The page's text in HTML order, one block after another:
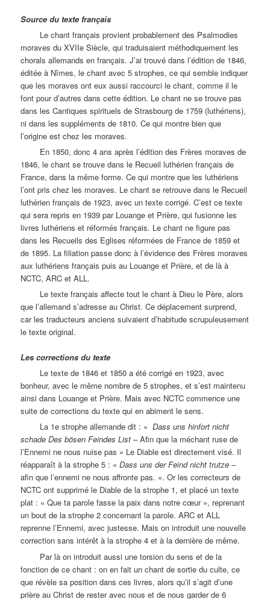
Source du texte français
Le chant français provient probablement des Psalmodies
moraves du XVIIe Siècle, qui traduisaient méthodiquement les
chorals allemands en français. J’ai trouvé dans l’édition de 1846,
éditée à Nîmes, le chant avec 5 strophes, ce qui semble indiquer
que les moraves ont eux aussi raccourci le chant, comme il le
font pour d’autres dans cette édition. Le chant ne se trouve pas
dans les Cantiques spirituels de Strasbourg de 1759 (luthériens),
ni dans les suppléments de 1810. Ce qui montre bien que
l’origine est chez les moraves.
En 1850, donc 4 ans après l’édition des Frères moraves de
1846, le chant se trouve dans le Recueil luthérien français de
France, dans la même forme. Ce qui montre que les luthériens
l’ont pris chez les moraves. Le chant se retrouve dans le Recueil
luthérien français de 1923, avec un texte corrigé. C’est ce texte
qui sera repris en 1939 par Louange et Prière, qui fusionne les
livres luthériens et réformés français. Le chant ne figure pas
dans les Recueils des Eglises réformées de France de 1859 et
de 1895. La filiation passe donc à l’évidence des Frères moraves
aux luthériens français puis au Louange et Prière, et de là à
NCTC, ARC et ALL.
Le texte français affecte tout le chant à Dieu le Père, alors
que l’allemand s’adresse au Christ. Ce déplacement surprend,
car les traducteurs anciens suivaient d’habitude scrupuleusement
le texte original.
Les corrections du texte
Le texte de 1846 et 1850 a été corrigé en 1923, avec
bonheur, avec le même nombre de 5 strophes, et s’est maintenu
ainsi dans Louange et Prière. Mais avec NCTC commence une
suite de corrections du texte qui en abiment le sens.
La 1e strophe allemande dit : «Dass uns hinfort nicht
schade Des bösen Feindes List – Afin que la méchant ruse de
l’Ennemi ne nous nuise pas » Le Diable est directement visé. Il
réapparaît à la strophe 5 : «Dass uns der Feind nicht trutze –
afin que l’ennemi ne nous affronte pas. ». Or les correcteurs de
NCTC ont supprimé le Diable de la strophe 1, et placé un texte
plat : « Que ta parole fasse la paix dans notre cœur », reprenant
un bout de la strophe 2 concernant la parole. ARC et ALL
reprenne l’Ennemi, avec justesse. Mais on introduit une nouvelle
correction sans intérêt à la strophe 4 et à la dernière de même.
Par là on introduit aussi une torsion du sens et de la
fonction de ce chant : on en fait un chant de sortie du culte, ce
que révèle sa position dans ces livres, alors qu’il s’agit d’une
prière au Christ de rester avec nous et de nous garder de 6